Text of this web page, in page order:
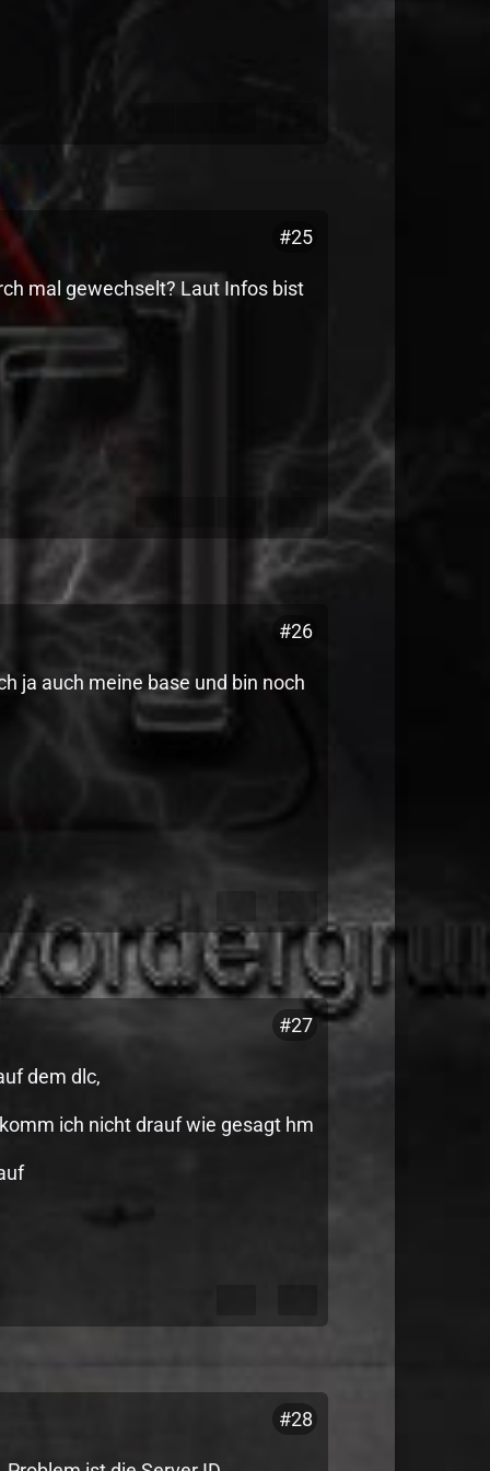
#25
mal gewechselt? Laut Infos bist
#26
ja auch meine base und bin noch
#27
dem dlc,
ich nicht drauf wie gesagt hm
#28